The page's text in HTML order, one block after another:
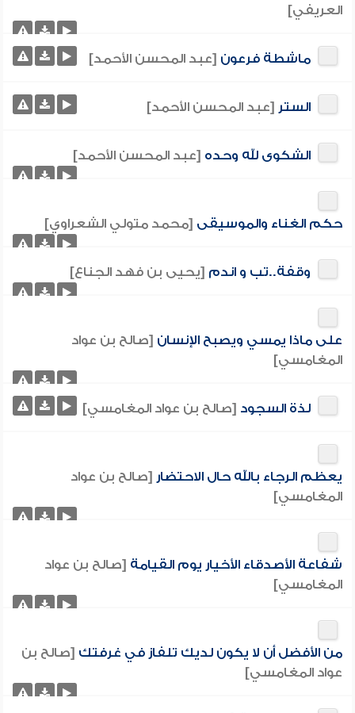
العريفي]
ماشطة فرعون [عبد المحسن الأحمد]
الستر [عبد المحسن الأحمد]
الشكوى لله وحده [عبد المحسن الأحمد]
حكم الغناء والموسيقى [محمد متولي الشعراوي]
وقفة..تب و اندم [يحيى بن فهد الجناع]
على ماذا يمسي ويصبح الإنسان [صالح بن عواد
المغامسي]
لذة السجود [صالح بن عواد المغامسي]
يعظم الرجاء بالله حال الاحتضار [صالح بن عواد
المغامسي]
شفاعة الأصدقاء الأخيار يوم القيامة [صالح بن عواد
المغامسي]
من الأفضل أن لا يكون لديك تلفاز في غرفتك [صالح بن
عواد المغامسي]